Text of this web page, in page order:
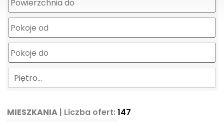
Piętro…
MIESZKANIA | Liczba ofert:147